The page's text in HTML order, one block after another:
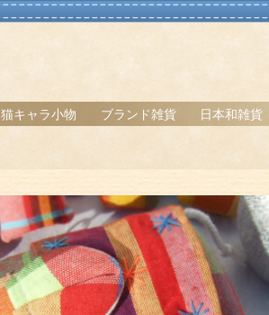
猫キャラ小物 ブランド雑貨 日本和雑貨